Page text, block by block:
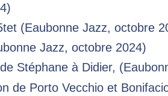
(Eaubonne Jazz, octobre
Jazz, octobre 2024)
Stéphane à Didier,
de Porto Vecchio et